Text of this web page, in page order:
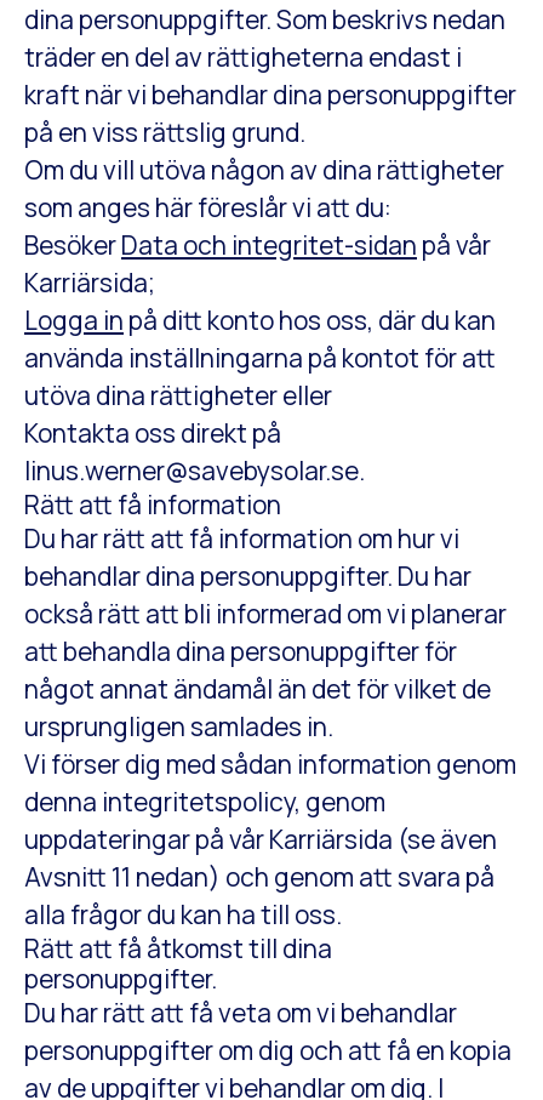
dina personuppgifter. Som beskrivs nedan
träder en del av rättigheterna endast i
kraft när vi behandlar dina personuppgifter
på en viss rättslig grund.
Om du vill utöva någon av dina rättigheter
som anges här föreslår vi att du:
BesökerData och integritet-sidan på vår
Karriärsida;
Logga in på ditt konto hos oss, där du kan
använda inställningarna på kontot för att
utöva dina rättigheter eller
Kontakta oss direkt på
linus.werner@savebysolar.se.
Rätt att få information
Du har rätt att få information om hur vi
behandlar dina personuppgifter. Du har
också rätt att bli informerad om vi planerar
att behandla dina personuppgifter för
något annat ändamål än det för vilket de
ursprungligen samlades in.
Vi förser dig med sådan information genom
denna integritetspolicy, genom
uppdateringar på vår Karriärsida (se även
Avsnitt 11 nedan) och genom att svara på
alla frågor du kan ha till oss.
Rätt att få åtkomst till dina
personuppgifter.
Du har rätt att få veta om vi behandlar
personuppgifter om dig och att få en kopia
av de uppgifter vi behandlar om dig. I